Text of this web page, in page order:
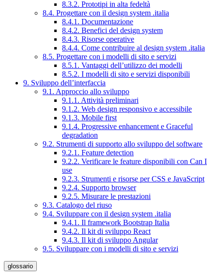
8.3.2. Prototipi in alta fedeltà
8.4. Progettare con il design system .italia
8.4.1. Documentazione
8.4.2. Benefici del design system
8.4.3. Risorse operative
8.4.4. Come contribuire al design system .italia
8.5. Progettare con i modelli di sito e servizi
8.5.1. Vantaggi dell’utilizzo dei modelli
8.5.2. I modelli di sito e servizi disponibili
9. Sviluppo dell’interfaccia
9.1. Approccio allo sviluppo
9.1.1. Attività preliminari
9.1.2. Web design responsivo e accessibile
9.1.3. Mobile first
9.1.4. Progressive enhancement e Graceful
degradation
9.2. Strumenti di supporto allo sviluppo del software
9.2.1. Feature detection
9.2.2. Verificare le feature disponibili con Can I
use
9.2.3. Strumenti e risorse per CSS e JavaScript
9.2.4. Supporto browser
9.2.5. Misurare le prestazioni
9.3. Catalogo del riuso
9.4. Sviluppare con il design system .italia
9.4.1. Il framework Bootstrap Italia
9.4.2. Il kit di sviluppo React
9.4.3. Il kit di sviluppo Angular
9.5. Sviluppare con i modelli di sito e servizi
glossario